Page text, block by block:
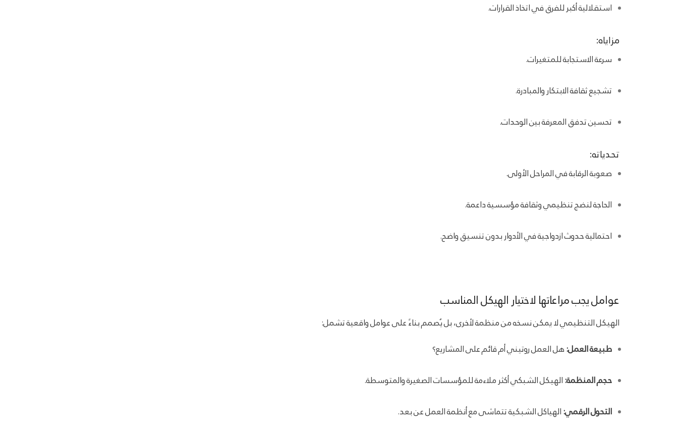
استقلالية أكبر للفرق في اتخاذ القرارات.
مزاياه:
سرعة الاستجابة للمتغيرات.
تشجيع ثقافة الابتكار والمبادرة.
تحسين تدفق المعرفة بين الوحدات.
تحدياته:
صعوبة الرقابة في المراحل الأولى.
الحاجة لنضج تنظيمي وثقافة مؤسسية داعمة.
احتمالية حدوث ازدواجية في الأدوار بدون تنسيق واضح.
عوامل يجب مراعاتها لاختيار الهيكل المناسب
الهيكل التنظيمي لا يمكن نسخه من منظمة لأخرى، بل يُصمم بناءً على عوامل واقعية تشمل:
طبيعة العمل:هل العمل روتيني أم قائم على المشاريع؟
حجم المنظمة:الهيكل الشبكي أكثر ملاءمة للمؤسسات الصغيرة والمتوسطة.
التحول الرقمي:الهياكل الشبكية تتماشى مع أنظمة العمل عن بعد.